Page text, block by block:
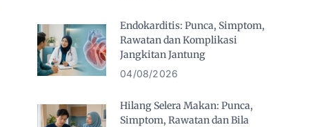
Endokarditis: Punca, Simptom,
Rawatan dan Komplikasi
Jangkitan Jantung
04/08/2026
Hilang Selera Makan: Punca,
Simptom, Rawatan dan Bila